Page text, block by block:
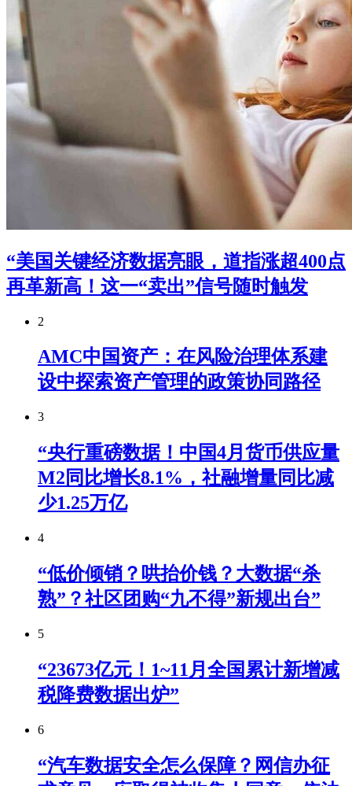
“美国关键经济数据亮眼，道指涨超400点
再革新高！这一“卖出”信号随时触发
2
AMC中国资产：在风险治理体系建
设中探索资产管理的政策协同路径
3
“央行重磅数据！中国4月货币供应量
M2同比增长8.1%，社融增量同比减
少1.25万亿
4
“低价倾销？哄抬价钱？大数据“杀
熟”？社区团购“九不得”新规出台”
5
“23673亿元！1~11月全国累计新增减
税降费数据出炉”
6
“汽车数据安全怎么保障？网信办征